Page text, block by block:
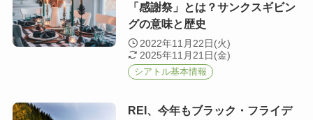
「感謝祭」とは？サンクスギビン
グの意味と歴史
2022年11月22日(火)
2025年11月21日(金)
シアトル基本情報
REI、今年もブラック・フライデ